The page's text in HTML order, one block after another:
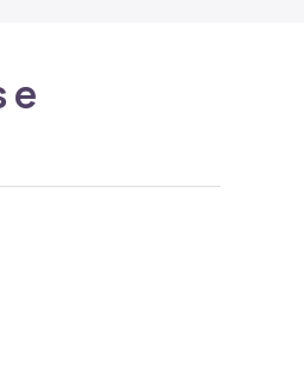
e